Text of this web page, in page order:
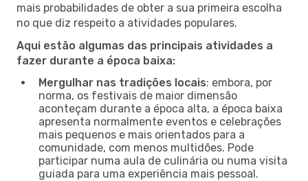
mais probabilidades de obter a sua primeira escolha
no que diz respeito a atividades populares.
Aqui estão algumas das principais atividades a
fazer durante a época baixa:
Mergulhar nas tradições locais: embora, por
norma, os festivais de maior dimensão
aconteçam durante a época alta, a época baixa
apresenta normalmente eventos e celebrações
mais pequenos e mais orientados para a
comunidade, com menos multidões. Pode
participar numa aula de culinária ou numa visita
guiada para uma experiência mais pessoal.